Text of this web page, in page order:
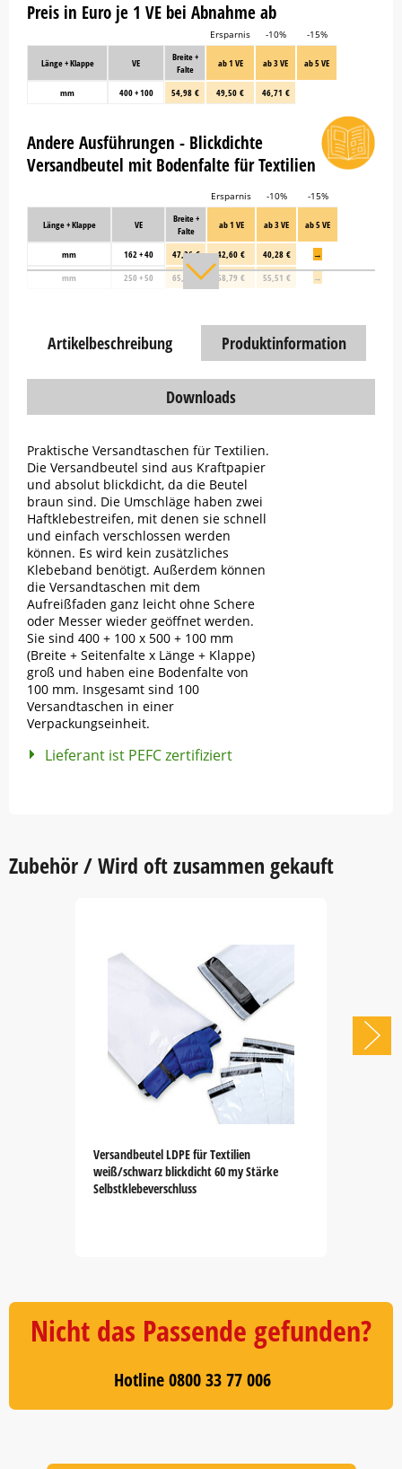
Preis in Euro je 1 VE bei Abnahme ab
Ersparnis -10% -15%
Länge + Klappe VE
Breite +
Falte
ab 1 VE ab 3 VE ab 5 VE
mm 400 + 100 54,98 € 49,50 € 46,71 €
Andere Ausführungen - Blickdichte
Versandbeutel mit Bodenfalte für Textilien
Ersparnis -10% -15%
Länge + Klappe VE
Breite +
Falte
ab 1 VE ab 3 VE ab 5 VE
mm 162 + 40 47,36 € 42,60 € 40,28 €
→
mm
250 + 50 65,33 € 58,79 € 55,51 € →
Artikelbeschreibung Produktinformation
Downloads
Praktische Versandtaschen für Textilien.
Die Versandbeutel sind aus Kraftpapier
und absolut blickdicht, da die Beutel
braun sind. Die Umschläge haben zwei
Haftklebestreifen, mit denen sie schnell
und einfach verschlossen werden
können. Es wird kein zusätzliches
Klebeband benötigt. Außerdem können
die Versandtaschen mit dem
Aufreißfaden ganz leicht ohne Schere
oder Messer wieder geöffnet werden.
Sie sind 400 + 100 x 500 + 100 mm
(Breite + Seitenfalte x Länge + Klappe)
groß und haben eine Bodenfalte von
100 mm. Insgesamt sind 100
Versandtaschen in einer
Verpackungseinheit.
Lieferant ist PEFC zertifiziert
Zubehör / Wird oft zusammen gekauft
Versandbeutel LDPE für Textilien
weiß/schwarz blickdicht 60 my Stärke
Selbstklebeverschluss
5
Nicht das Passende gefunden?
Hotline 0800 33 77 006